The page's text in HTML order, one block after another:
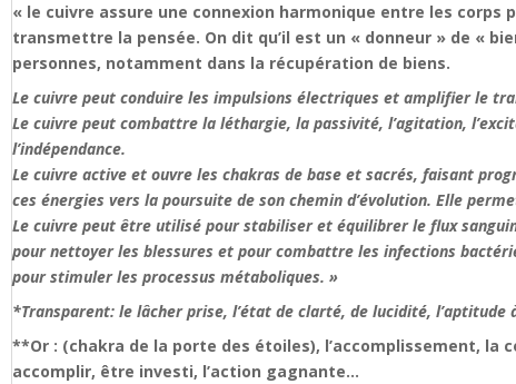
« le cuivre assure une connexion harmonique entre les
transmettre la pensée. On dit qu’il est un « donneur » de «
personnes, notamment dans la récupération de biens.
Le cuivre peut conduire les impulsions électriques et amplifier le
Le cuivre peut combattre la léthargie, la passivité, l’agitation,
l’indépendance.
Le cuivre active et ouvre les chakras de base et sacrés, faisant
ces énergies vers la poursuite de son chemin d’évolution. Elle
Le cuivre peut être utilisé pour stabiliser et équilibrer le flux
pour nettoyer les blessures et pour combattre les infections
pour stimuler les processus métaboliques. »
*Transparent: le lâcher prise, l’état de clarté, de lucidité, l’aptitude
**Or : (chakra de la porte des étoiles), l’accomplissement, la
accomplir, être investi, l’action gagnante…